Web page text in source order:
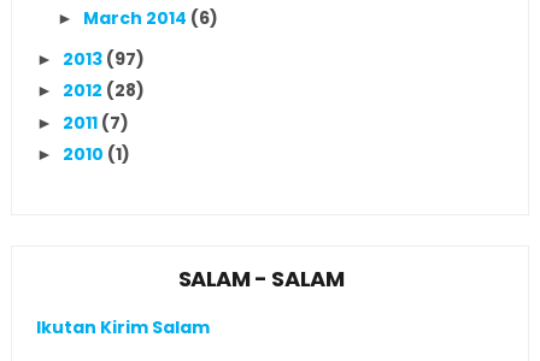
► March 2014 (6)
► 2013 (97)
► 2012 (28)
► 2011 (7)
► 2010 (1)
SALAM - SALAM
Ikutan Kirim Salam